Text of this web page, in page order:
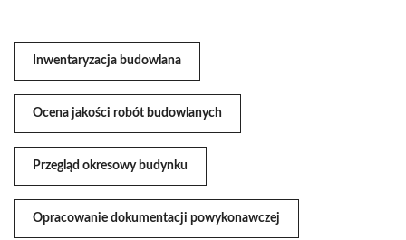
Inwentaryzacja budowlana
Ocena jakości robót budowlanych
Przegląd okresowy budynku
Opracowanie dokumentacji powykonawczej